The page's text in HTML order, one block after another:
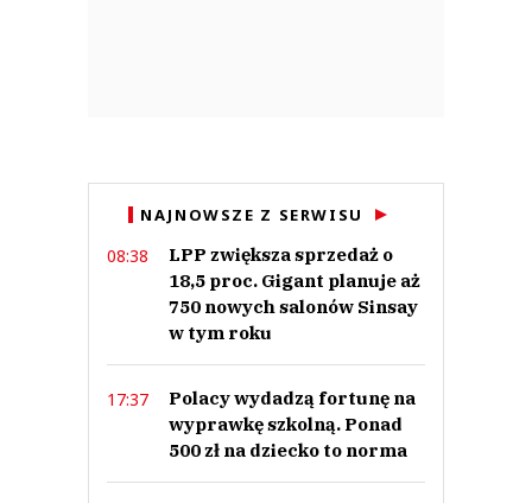
NAJNOWSZE Z SERWISU
08:38
LPP zwiększa sprzedaż o
18,5 proc. Gigant planuje aż
750 nowych salonów Sinsay
w tym roku
17:37
Polacy wydadzą fortunę na
wyprawkę szkolną. Ponad
500 zł na dziecko to norma